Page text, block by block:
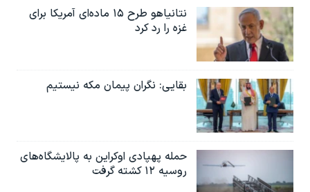
نتانیاهو طرح ۱۵ ماده‌ای آمریکا برای
غزه را رد کرد
بقایی: نگران پیمان مکه نیستیم
حمله پهپادی اوکراین به پالایشگاه‌های
روسیه ۱۲ کشته گرفت